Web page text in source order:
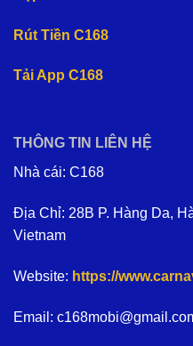
Rút Tiền C168
Tải App C168
THÔNG TIN LIÊN HỆ
Nhà cái: C168
Địa Chỉ: 28B P. Hàng Da,
Vietnam
Website: https://
Email: